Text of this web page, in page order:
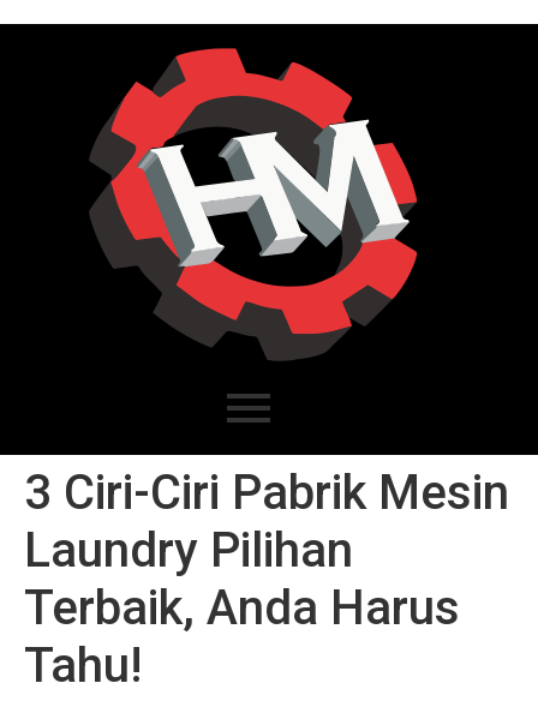
3 Ciri-Ciri Pabrik Mesin
Laundry Pilihan
Terbaik, Anda Harus
Tahu!